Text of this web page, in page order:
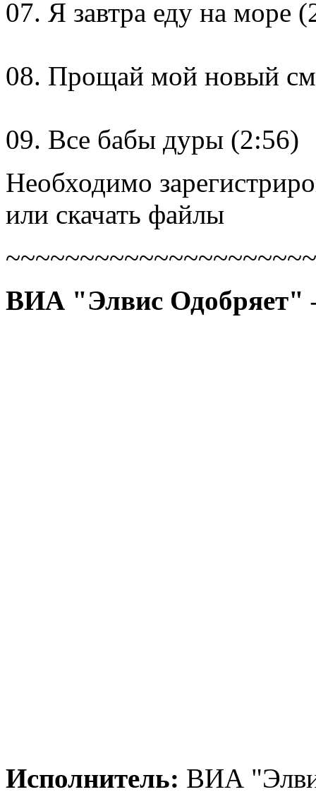
07. Я завтра еду на море
08. Прощай мой новый
09. Все бабы дуры (2:56)
Необходимо
или скачать файлы
ВИА "Элвис Одобряет"
Исполнитель: ВИА